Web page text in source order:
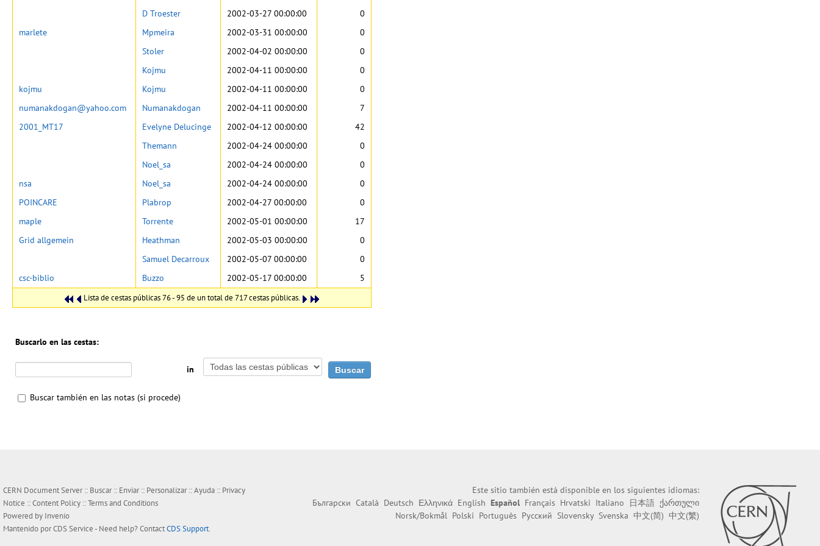
Lista de cestas públicas 76 - 95 de un total de 717 cestas públicas.
D Troester
2002-03-27 00:00:00
0
marlete
Mpmeira 2002-03-31 00:00:00
0
Stoler
2002-04-02 00:00:00
0
Kojmu
2002-04-11 00:00:00
0
kojmu
Kojmu 2002-04-11 00:00:00
0
numanakdogan@yahoo.com
Numanakdogan 2002-04-11 00:00:00
7
2001_MT17
Evelyne Delucinge 2002-04-12 00:00:00
42
Themann
2002-04-24 00:00:00
0
Noel_sa
2002-04-24 00:00:00
0
nsa
Noel_sa 2002-04-24 00:00:00
0
POINCARE
Plabrop 2002-04-27 00:00:00
0
maple
Torrente 2002-05-01 00:00:00
17
Grid allgemein
Heathman 2002-05-03 00:00:00
0
Samuel Decarroux
2002-05-07 00:00:00
0
csc-biblio
Buzzo 2002-05-17 00:00:00 5
Buscarlo en las cestas:
in
Buscar también en las notas (si procede)
CERN Document Server :: Buscar:: Enviar:: Personalizar::Ayuda :: Privacy
Notice ::Content Policy ::Terms and Conditions
Powered by Invenio
Mantenido porCDS Service- Need help? ContactCDS Support.
Este sitio también está disponible en los siguientes idiomas:
Български Català Deutsch Ελληνικά English Español Français Hrvatski Italiano 日本語 ქართული
Norsk/Bokmål Polski Português Русский Slovensky Svenska 中文(简) 中文(繁)